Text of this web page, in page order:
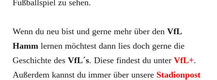
Fußballspiel zu sehen.
Wenn du neu bist und gerne mehr über den VfL
Hamm lernen möchtest dann lies doch gerne die
Geschichte des VfL´s. Diese findest du unter VfL+.
Außerdem kannst du immer über unsere Stadionpost